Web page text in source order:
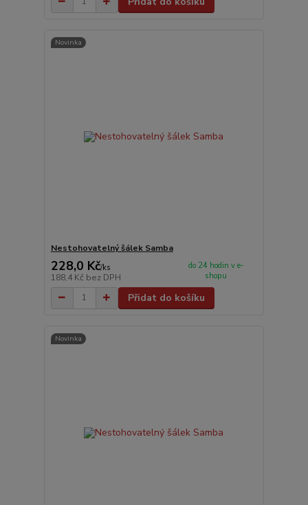
Novinka
Nestohovatelný šálek Samba
228,0 Kč/ks
188,4 Kč bez DPH
do 24 hodin v e-
shopu
Přidat do košíku
Novinka